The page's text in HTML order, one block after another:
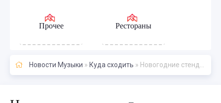
Прочее Рестораны
Новости Музыки » Куда сходить » Новогодние стендап шоу - «Праздники»